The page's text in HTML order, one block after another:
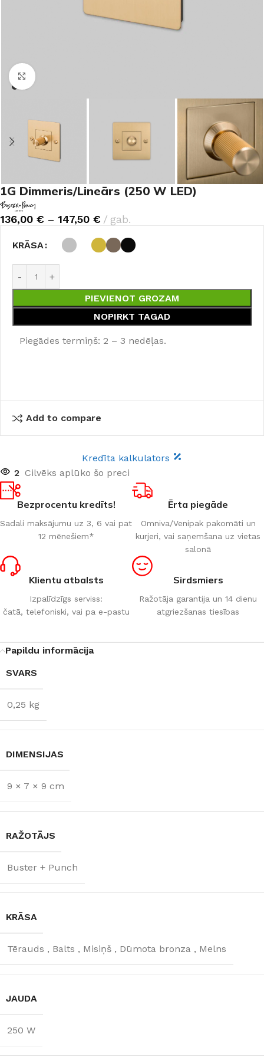
Noklikšķiniet, lai palielinātu
1G Dimmeris/Lineārs (250 W LED)
136,00 € – 147,50 € gab.
KRĀSA
PIEVIENOT GROZAM
NOPIRKT TAGAD
Piegādes termiņš: 2 – 3 nedēļas.
Add to compare
Kredīta kalkulators
2 Cilvēks aplūko šo preci
Bezprocentu kredīts!
Sadali maksājumu uz 3, 6 vai pat
12 mēnešiem*
Ērta piegāde
Omniva/Venipak pakomāti un
kurjeri, vai saņemšana uz vietas
salonā
Klientu atbalsts
Izpalīdzīgs serviss:
čatā, telefoniski, vai pa e-pastu
Sirdsmiers
Ražotāja garantija un 14 dienu
atgriezšanas tiesības
Papildu informācija
SVARS
0,25 kg
DIMENSIJAS
9 × 7 × 9 cm
RAŽOTĀJS
Buster + Punch
KRĀSA
Tērauds , Balts , Misiņš , Dūmota bronza , Melns
JAUDA
250 W